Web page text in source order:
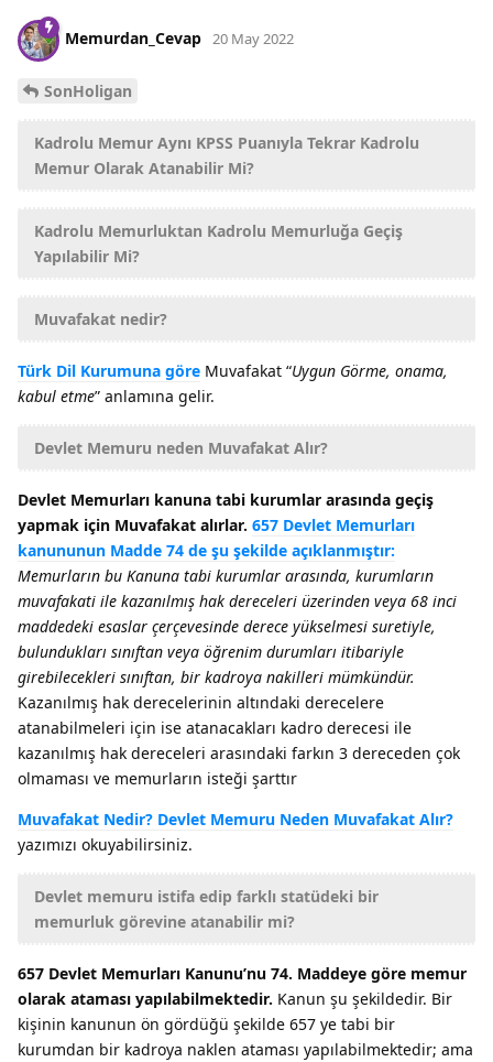
Memurdan_Cevap 20 May 2022
SonHoligan
Kadrolu Memur Aynı KPSS Puanıyla Tekrar Kadrolu
Memur Olarak Atanabilir Mi?
Kadrolu Memurluktan Kadrolu Memurluğa Geçiş
Yapılabilir Mi?
Muvafakat nedir?
Türk Dil Kurumuna göre Muvafakat “Uygun Görme, onama,
kabul etme” anlamına gelir.
Devlet Memuru neden Muvafakat Alır?
Devlet Memurları kanuna tabi kurumlar arasında geçiş
yapmak için Muvafakat alırlar. 657 Devlet Memurları
kanununun Madde 74 de şu şekilde açıklanmıştır:
Memurların bu Kanuna tabi kurumlar arasında, kurumların
muvafakati ile kazanılmış hak dereceleri üzerinden veya 68 inci
maddedeki esaslar çerçevesinde derece yükselmesi suretiyle,
bulundukları sınıftan veya öğrenim durumları itibariyle
girebilecekleri sınıftan, bir kadroya nakilleri mümkündür.
Kazanılmış hak derecelerinin altındaki derecelere
atanabilmeleri için ise atanacakları kadro derecesi ile
kazanılmış hak dereceleri arasındaki farkın 3 dereceden çok
olmaması ve memurların isteği şarttır
Muvafakat Nedir? Devlet Memuru Neden Muvafakat Alır?
yazımızı okuyabilirsiniz.
Devlet memuru istifa edip farklı statüdeki bir
memurluk görevine atanabilir mi?
657 Devlet Memurları Kanunu’nu 74. Maddeye göre memur
olarak ataması yapılabilmektedir. Kanun şu şekildedir. Bir
kişinin kanunun ön gördüğü şekilde 657 ye tabi bir
kurumdan bir kadroya naklen ataması yapılabilmektedir; ama